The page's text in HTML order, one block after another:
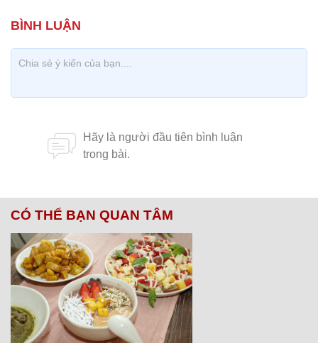
CÓ THỂ BẠN QUAN TÂM